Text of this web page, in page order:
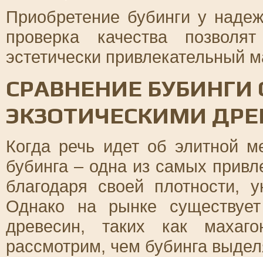
Приобретение бубинги у
проверка качества
эстетически привлекательный
СРАВНЕНИЕ БУБИНГИ
ЭКЗОТИЧЕСКИМИ
Когда речь идет об элитной
бубинга – одна из самых
благодаря своей плотности,
Однако на рынке существует
древесин, таких как
рассмотрим, чем бубинга